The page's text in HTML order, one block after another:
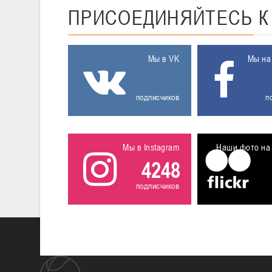
ПРИСОЕДИНЯЙТЕСЬ К
Мы в VK
подписчиков
Мы на
Мы в Instagram
4248
подписчиков
Наши фото на